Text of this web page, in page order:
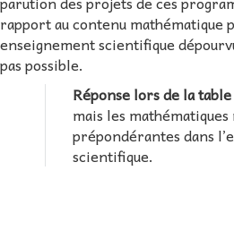
rapport au contenu mathématique
enseignement scientifique
pas possible.
Réponse lors de la
mais les
prépondérantes dans
scientifique.